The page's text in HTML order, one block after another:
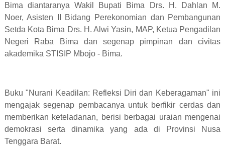
Bima diantaranya Wakil Bupati Bima Drs. H. Dahlan M.
Noer, Asisten II Bidang Perekonomian dan Pembangunan
Setda Kota Bima Drs. H. Alwi Yasin, MAP, Ketua Pengadilan
Negeri Raba Bima dan segenap pimpinan dan civitas
akademika STISIP Mbojo - Bima.
Buku "Nurani Keadilan: Refleksi Diri dan Keberagaman" ini
mengajak segenap pembacanya untuk berfikir cerdas dan
memberikan keteladanan, berisi berbagai uraian mengenai
demokrasi serta dinamika yang ada di Provinsi Nusa
Tenggara Barat.